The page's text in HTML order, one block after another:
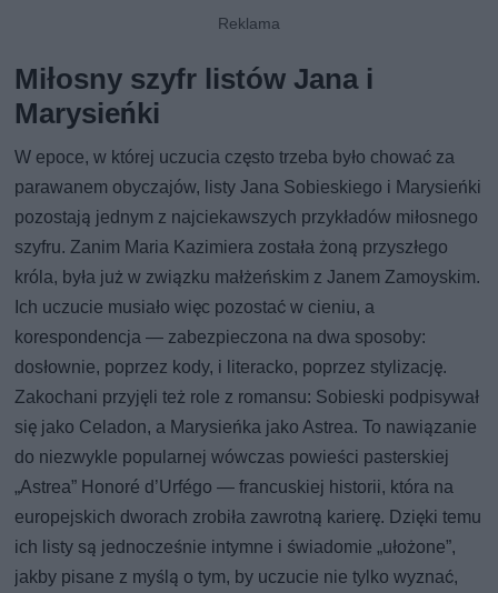
Miłosny szyfr listów Jana i
Marysieńki
W epoce, w której uczucia często trzeba było chować za
parawanem obyczajów, listy Jana Sobieskiego i Marysieńki
pozostają jednym z najciekawszych przykładów miłosnego
szyfru. Zanim Maria Kazimiera została żoną przyszłego
króla, była już w związku małżeńskim z Janem Zamoyskim.
Ich uczucie musiało więc pozostać w cieniu, a
korespondencja — zabezpieczona na dwa sposoby:
dosłownie, poprzez kody, i literacko, poprzez stylizację.
Zakochani przyjęli też role z romansu: Sobieski podpisywał
się jako Celadon, a Marysieńka jako Astrea. To nawiązanie
do niezwykle popularnej wówczas powieści pasterskiej
„Astrea” Honoré d’Urfégo — francuskiej historii, która na
europejskich dworach zrobiła zawrotną karierę. Dzięki temu
ich listy są jednocześnie intymne i świadomie „ułożone”,
jakby pisane z myślą o tym, by uczucie nie tylko wyznać,